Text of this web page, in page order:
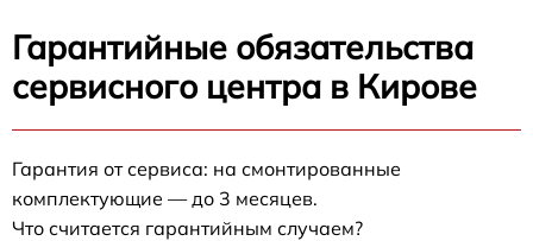
Гарантийные обязательства
сервисного центра в Кирове
Гарантия от сервиса: на смонтированные
комплектующие — до 3 месяцев.
Что считается гарантийным случаем?